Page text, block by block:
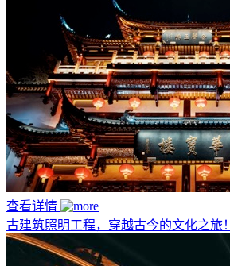
查看详情
古建筑照明工程，穿越古今的文化之旅！